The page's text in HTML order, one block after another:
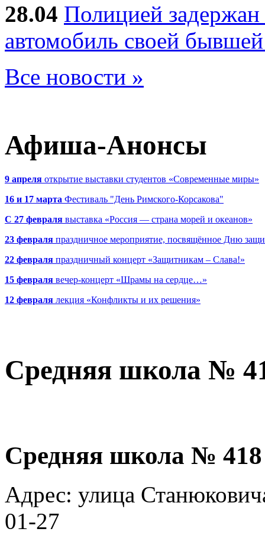
28.04 Полицией
автомобиль своей
Все новости »
Афиша-Анонсы
9 апреля открытие выставки студентов «Современные миры»
16 и 17 марта Фестиваль "День Римского-Корсакова"
С 27 февраля выставка «Россия — страна морей и океанов»
23 февраля праздничное мероприятие, посвящённое Дню
22 февраля праздничный концерт «Защитникам – Слава!»
15 февраля вечер-концерт «Шрамы на сердце…»
12 февраля лекция «Конфликты и их решения»
Средняя школа №
Средняя школа № 418
Адрес: улица
01-27